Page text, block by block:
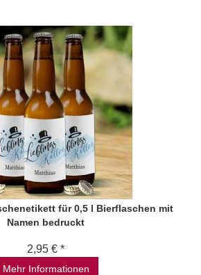
für 0,5 l Bierflaschen mit
Namen bedruckt
2,95 € *
Mehr Informationen